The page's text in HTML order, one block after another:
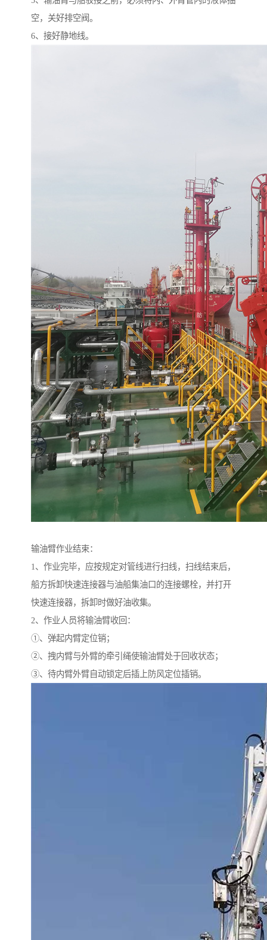
空，关好排空阀。
6、接好静地线。
输油臂作业结束：
1、作业完毕，应按规定对管线进行扫线，扫线结束后，
船方拆卸快速连接器与油船集油口的连接螺栓，并打开
快速连接器，拆卸时做好油收集。
2、作业人员将输油臂收回：
①、弹起内臂定位销；
②、拽内臂与外臂的牵引绳使输油臂处于回收状态；
③、待内臂外臂自动锁定后插上防风定位插销。